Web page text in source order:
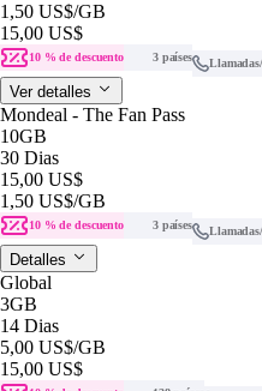
1,50 US$/GB
15,00 US$
10 % de descuento 3 países
Ver detalles
Mondeal - The Fan Pass
10GB
30 Dias
15,00 US$
1,50 US$/GB
10 % de descuento 3 países
Detalles
Global
3GB
14 Dias
5,00 US$/GB
15,00 US$